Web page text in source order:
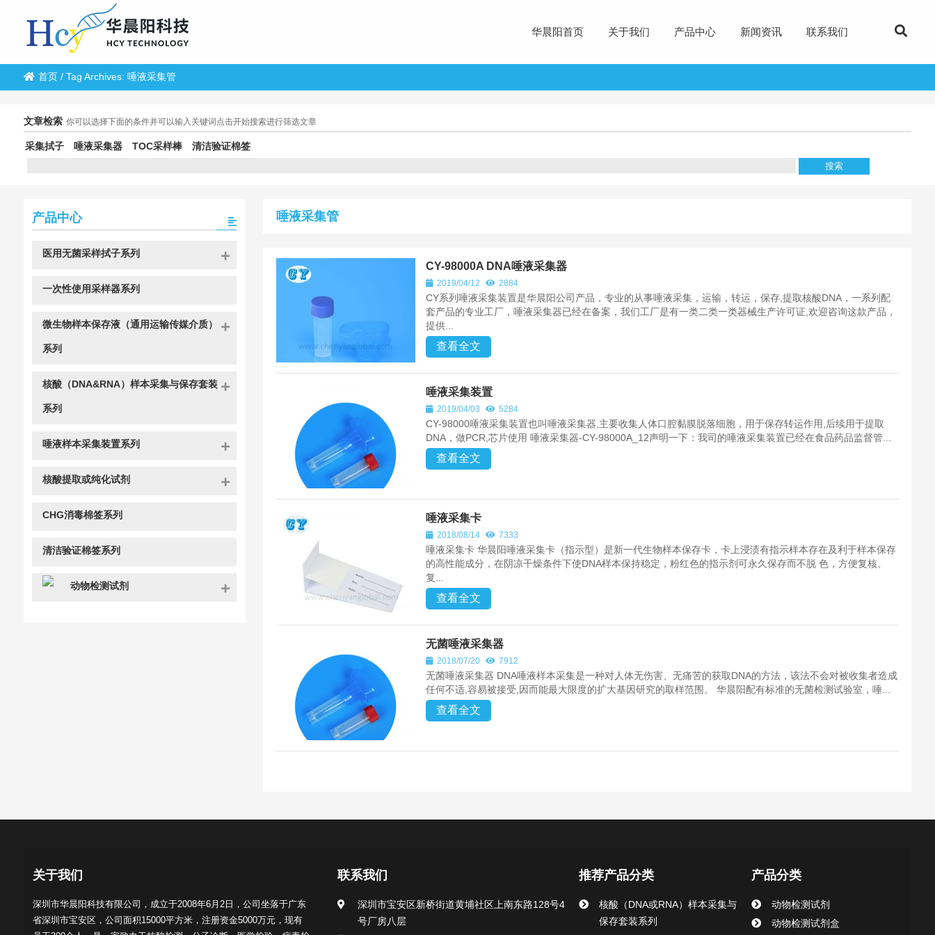
华晨阳首页 关于我们 产品中心 新闻资讯 联系我们
首页/ Tag Archives: 唾液采集管
文章检索 你可以选择下面的条件并可以输入关键词点击开始搜索进行筛选文章
采集拭子 唾液采集器 TOC采样棒 清洁验证棉签
唾液采集管
CY-98000A DNA唾液采集器
2019/04/12 2884
CY系列唾液采集装置是华晨阳公司产品，专业的从事唾液采集，运输，转运，保存,提取核酸DNA，一系列配
套产品的专业工厂，唾液采集器已经在备案，我们工厂是有一类二类一类器械生产许可证,欢迎咨询这款产品，
提供...
查看全文
唾液采集装置
2019/04/03 5284
CY-98000唾液采集装置也叫唾液采集器,主要收集人体口腔黏膜脱落细胞，用于保存转运作用,后续用于提取
DNA，做PCR,芯片使用 唾液采集器-CY-98000A_12声明一下：我司的唾液采集装置已经在食品药品监督管...
查看全文
唾液采集卡
2018/08/14 7333
唾液采集卡 华晨阳唾液采集卡（指示型）是新一代生物样本保存卡，卡上浸渍有指示样本存在及利于样本保存
的高性能成分，在阴凉干燥条件下使DNA样本保持稳定，粉红色的指示剂可永久保存而不脱 色，方便复核、
复...
查看全文
无菌唾液采集器
2018/07/20 7912
无菌唾液采集器 DNA唾液样本采集是一种对人体无伤害、无痛苦的获取DNA的方法，该法不会对被收集者造成
任何不适,容易被接受,因而能最大限度的扩大基因研究的取样范围。 华晨阳配有标准的无菌检测试验室，唾...
查看全文
产品中心
医用无菌采样拭子系列
一次性使用采样器系列
微生物样本保存液（通用运输传媒介质）
系列
核酸（DNA&RNA）样本采集与保存套装
系列
唾液样本采集装置系列
核酸提取或纯化试剂
CHG消毒棉签系列
清洁验证棉签系列
动物检测试剂
关于我们
深圳市华晨阳科技有限公司，成立于2008年6月2日，公司坐落于广东
省深圳市宝安区，公司面积15000平方米，注册资金5000万元，现有
联系我们
深圳市宝安区新桥街道黄埔社区上南东路128号4
号厂房八层
推荐产品分类
核酸（DNA或RNA）样本采集与
保存套装系列
产品分类
动物检测试剂
动物检测试剂盒